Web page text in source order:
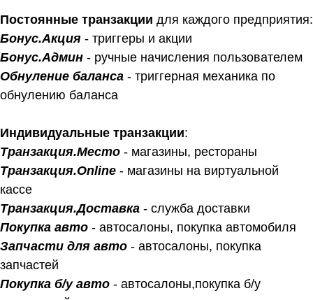
Постоянные транзакции для каждого предприятия:
Бонус.Акция - триггеры и акции
Бонус.Админ - ручные начисления пользователем
Обнуление баланса - триггерная механика по
обнулению баланса
Индивидуальные транзакции:
Транзакция.Место - магазины, рестораны
Транзакция.Online - магазины на виртуальной
кассе
Транзакция.Доставка - служба доставки
Покупка авто - автосалоны, покупка автомобиля
Запчасти для авто - автосалоны, покупка
запчастей
Покупка б/у авто - автосалоны,покупка б/у